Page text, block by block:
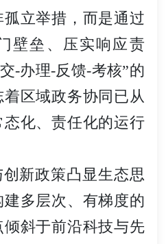
立举措，而是通过
壁垒、压实响应责
-办理-反馈-考核”的
区域政务协同已从
化、责任化的运行
新政策凸显生态思
多层次、有梯度的
斜于前沿科技与先